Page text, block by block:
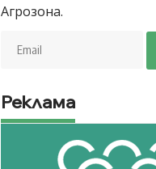
Агрозона.
Реклама